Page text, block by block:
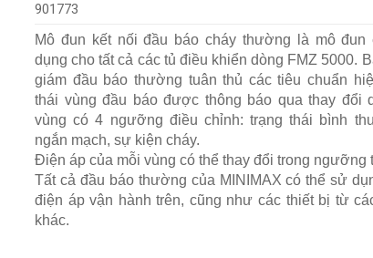
901773
Mô đun kết nối đầu báo cháy thường là mô
dụng cho tất cả các tủ điều khiển dòng FMZ 5000.
giám đầu báo thường tuân thủ các tiêu chuẩn
thái vùng đầu báo được thông báo qua thay đổi
vùng có 4 ngưỡng điều chỉnh: trạng thái bình
ngắn mạch, sự kiện cháy.
Điện áp của mỗi vùng có thể thay đổi trong ngưỡng
Tất cả đầu báo thường của MINIMAX có thể sử
điện áp vận hành trên, cũng như các thiết bị từ
khác.